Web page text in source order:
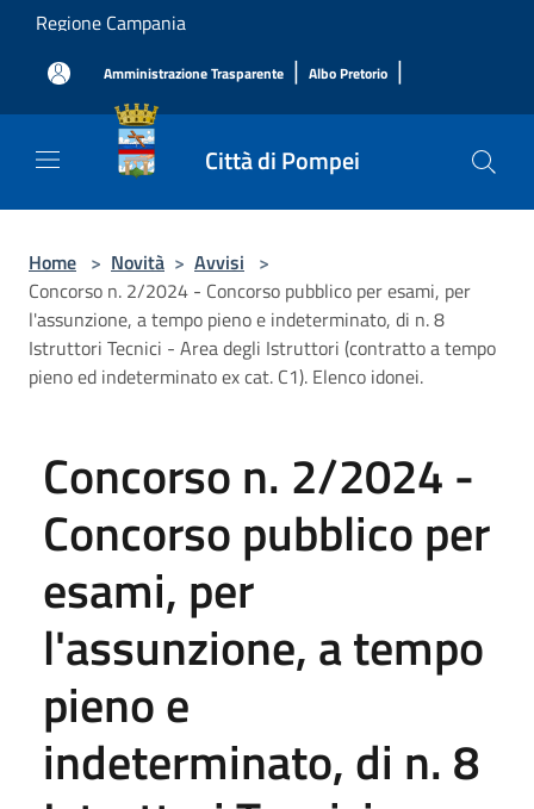
Salta al contenuto principale
Regione Campania
Amministrazione Trasparente | Albo Pretorio |
Città di Pompei
Home > Novità > Avvisi >
Concorso n. 2/2024 - Concorso pubblico per esami, per
l'assunzione, a tempo pieno e indeterminato, di n. 8
Istruttori Tecnici - Area degli Istruttori (contratto a tempo
pieno ed indeterminato ex cat. C1). Elenco idonei.
Concorso n. 2/2024 -
Concorso pubblico per
esami, per
l'assunzione, a tempo
pieno e
indeterminato, di n. 8